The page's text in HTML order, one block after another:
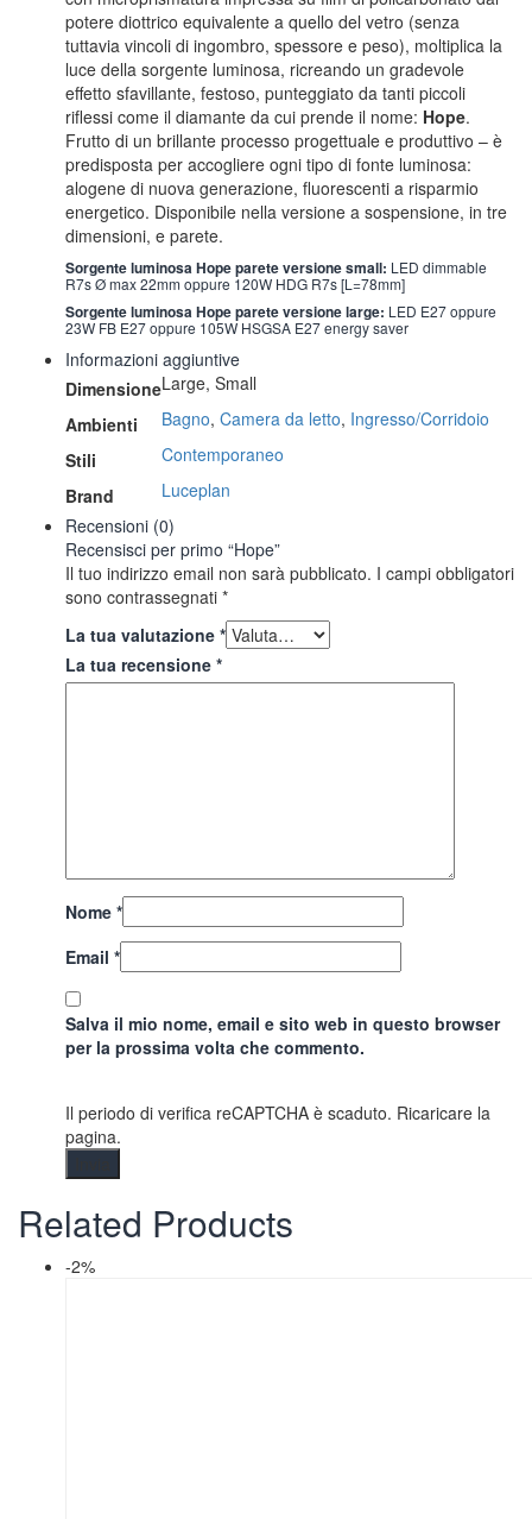
potere diottrico equivalente a quello del vetro (senza
tuttavia vincoli di ingombro, spessore e peso), moltiplica la
luce della sorgente luminosa, ricreando un gradevole
effetto sfavillante, festoso, punteggiato da tanti piccoli
riflessi come il diamante da cui prende il nome: Hope.
Frutto di un brillante processo progettuale e produttivo – è
predisposta per accogliere ogni tipo di fonte luminosa:
alogene di nuova generazione, fluorescenti a risparmio
energetico. Disponibile nella versione a sospensione, in tre
dimensioni, e parete.
Sorgente luminosa Hope parete versione small: LED dimmable
R7s Ø max 22mm oppure 120W HDG R7s [L=78mm]
Sorgente luminosaHope pareteversione large: LED E27 oppure
23W FB E27 oppure 105W HSGSA E27 energy saver
Informazioni aggiuntive
DimensioneLarge, Small
Ambienti
Bagno, Camera da letto, Ingresso/Corridoio
Stili
Contemporaneo
Brand
Luceplan
Recensioni (0)
Recensisci per primo “Hope”
Il tuo indirizzo email non sarà pubblicato. I campi obbligatori
sono contrassegnati *
La tua valutazione *
La tua recensione *
Nome *
Email *
Salva il mio nome, email e sito web in questo browser
per la prossima volta che commento.
Il periodo di verifica reCAPTCHA è scaduto. Ricaricare la
pagina.
Related Products
-2%